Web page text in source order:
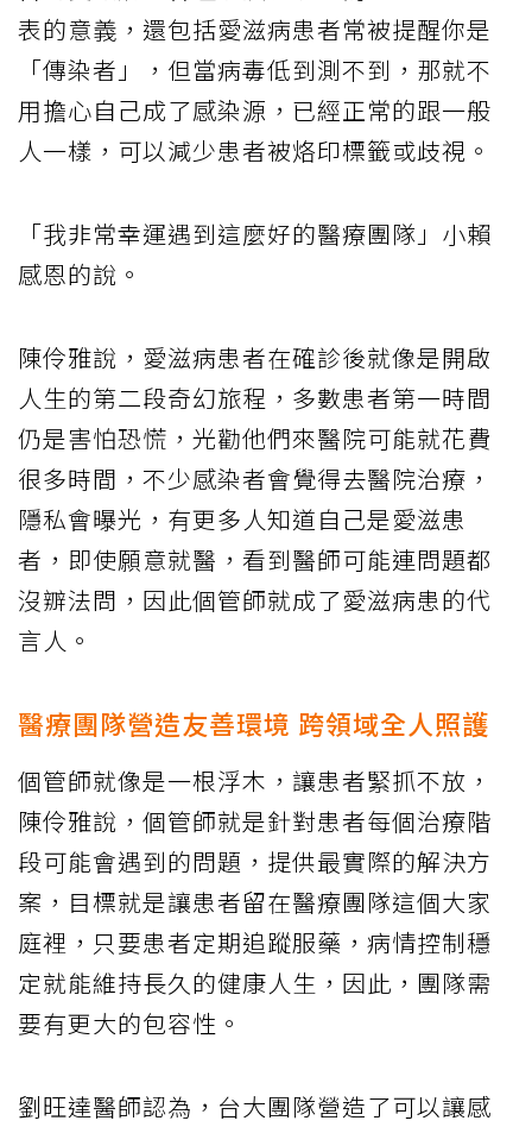
表的意義，還包括愛滋病患者常被提醒你是
「傳染者」，但當病毒低到測不到，那就不
用擔心自己成了感染源，已經正常的跟一般
人一樣，可以減少患者被烙印標籤或歧視。
「我非常幸運遇到這麼好的醫療團隊」小賴
感恩的說。
陳伶雅說，愛滋病患者在確診後就像是開啟
人生的第二段奇幻旅程，多數患者第一時間
仍是害怕恐慌，光勸他們來醫院可能就花費
很多時間，不少感染者會覺得去醫院治療，
隱私會曝光，有更多人知道自己是愛滋患
者，即使願意就醫，看到醫師可能連問題都
沒辧法問，因此個管師就成了愛滋病患的代
言人。
醫療團隊營造友善環境 跨領域全人照護
個管師就像是一根浮木，讓患者緊抓不放，
陳伶雅說，個管師就是針對患者每個治療階
段可能會遇到的問題，提供最實際的解決方
案，目標就是讓患者留在醫療團隊這個大家
庭裡，只要患者定期追蹤服藥，病情控制穩
定就能維持長久的健康人生，因此，團隊需
要有更大的包容性。
劉旺達醫師認為，台大團隊營造了可以讓感